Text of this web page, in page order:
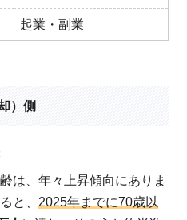
起業・副業
）側
は、年々上昇傾向にありま
と、 2025年までに70歳以